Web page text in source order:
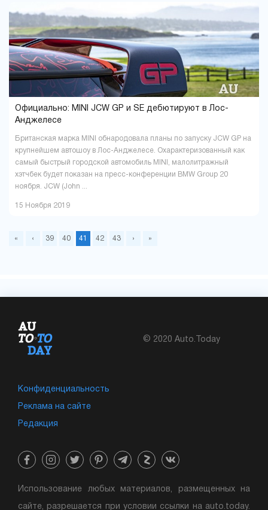
Официально: MINI JCW GP и SE дебютируют в Лос-
Анджелесе
Британская марка MINI обнародовала планы по запуску JCW GP на
крупнейшем автошоу в Лос-Анджелесе. Охарактеризованный как
самый быстрый городской автомобиль MINI, малолитражный
хэтчбек будет показан на пресс-конференции BMW Group 20
ноября. JCW (John ...
15 Ноября 2019
« ‹ 39 40 41 42 43 › »
© 2020 Auto.Today
Конфиденциальность
Реклама на сайте
Редакция
Использование любых материалов, размещенных на
сайте, разрешается при условии ссылки на auto.today.